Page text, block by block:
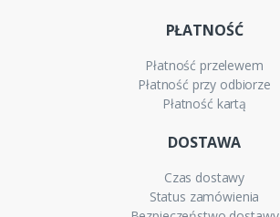
PŁATNOŚĆ
Płatność przelewem
Płatność przy odbiorze
Płatność kartą
DOSTAWA
Czas dostawy
Status zamówienia